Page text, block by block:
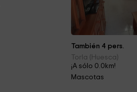
También 4 pers.
Torla (Huesca)
¡A sólo 0.0km!
Mascotas